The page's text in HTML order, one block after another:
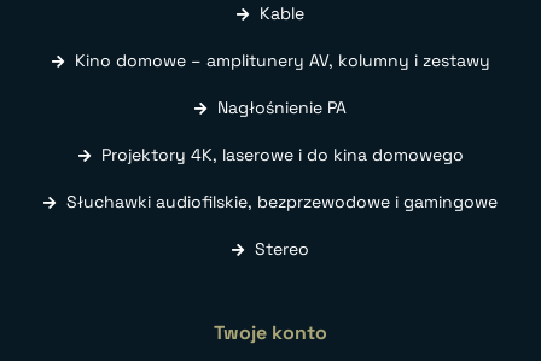
Kable
Kino domowe – amplitunery AV, kolumny i zestawy
Nagłośnienie PA
Projektory 4K, laserowe i do kina domowego
Słuchawki audiofilskie, bezprzewodowe i gamingowe
Stereo
Twoje konto